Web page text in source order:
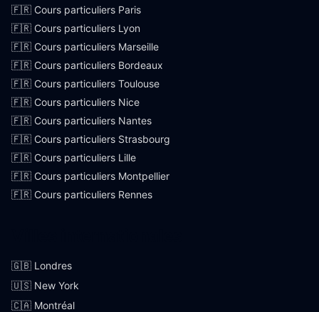
🇫🇷 Cours particuliers Paris
🇫🇷 Cours particuliers Lyon
🇫🇷 Cours particuliers Marseille
🇫🇷 Cours particuliers Bordeaux
🇫🇷 Cours particuliers Toulouse
🇫🇷 Cours particuliers Nice
🇫🇷 Cours particuliers Nantes
🇫🇷 Cours particuliers Strasbourg
🇫🇷 Cours particuliers Lille
🇫🇷 Cours particuliers Montpellier
🇫🇷 Cours particuliers Rennes
🇬🇧 Londres
🇺🇸 New York
🇨🇦 Montréal